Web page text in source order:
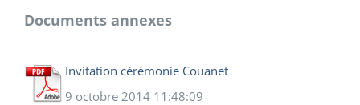
Documents annexes
Invitation cérémonie Couanet
9 octobre 2014 11:48:09